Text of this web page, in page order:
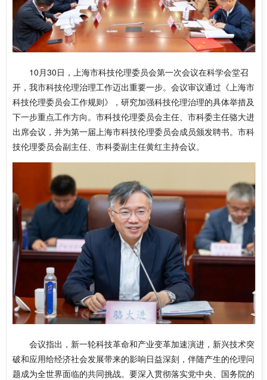
10月30日，上海市科技伦理委员会第一次会议在科学会堂召
开，我市科技伦理治理工作迈出重要一步。会议审议通过《上海市
科技伦理委员会工作规则》，研究加强科技伦理治理的具体举措及
下一步重点工作方向。市科技伦理委员会主任、市科委主任骆大进
出席会议，并为第一届上海市科技伦理委员会成员颁发聘书。市科
技伦理委员会副主任、市科委副主任黄红主持会议。
会议指出，新一轮科技革命和产业变革加速演进，新兴技术突
破和应用给经济社会发展带来的影响日益深刻，伴随产生的伦理问
题成为全世界面临的共同挑战。要深入贯彻落实党中央、国务院的